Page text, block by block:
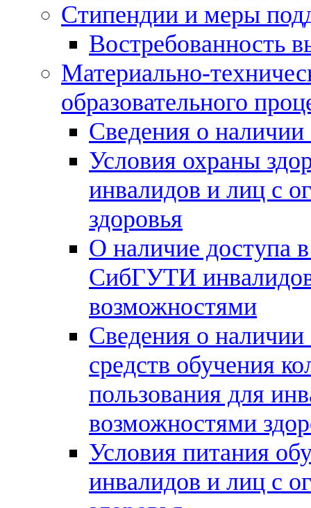
Стипендии и меры
Востребованность
Материально-
образовательного
Сведения о наличии
Условия охраны
инвалидов и лиц с
здоровья
О наличие доступа
СибГУТИ
возможностями
Сведения о
средств обучения
пользования для
возможностями
Условия питания
инвалидов и лиц с